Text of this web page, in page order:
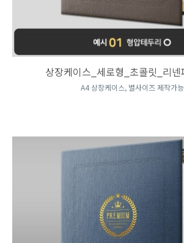
상장케이스_세로형_초콜릿_리넨
A4 상장케이스, 별사이즈 제작가능